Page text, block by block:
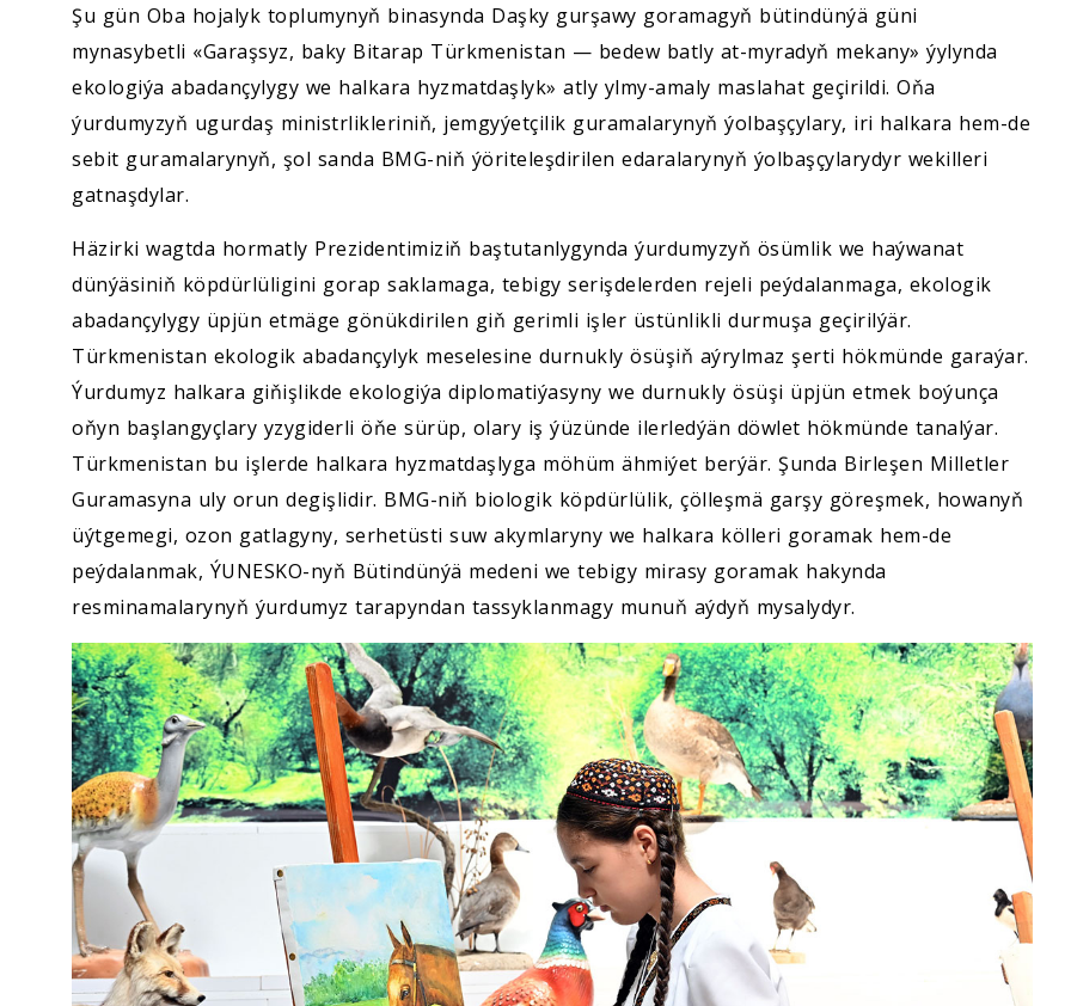
Şu gün Oba hojalyk toplumynyň binasynda Daşky gurşawy goramagyň bütindünýä güni
mynasybetli «Garaşsyz, baky Bitarap Türkmenistan — bedew batly at-myradyň mekany» ýylynda
ekologiýa abadançylygy we halkara hyzmatdaşlyk» atly ylmy-amaly maslahat geçirildi. Oňa
ýurdumyzyň ugurdaş ministrlikleriniň, jemgyýetçilik guramalarynyň ýolbaşçylary, iri halkara hem-de
sebit guramalarynyň, şol sanda BMG-niň ýöriteleşdirilen edaralarynyň ýolbaşçylarydyr wekilleri
gatnaşdylar.
Häzirki wagtda hormatly Prezidentimiziň baştutanlygynda ýurdumyzyň ösümlik we haýwanat
dünýäsiniň köpdürlüligini gorap saklamaga, tebigy serişdelerden rejeli peýdalanmaga, ekologik
abadançylygy üpjün etmäge gönükdirilen giň gerimli işler üstünlikli durmuşa geçirilýär.
Türkmenistan ekologik abadançylyk meselesine durnukly ösüşiň aýrylmaz şerti hökmünde garaýar.
Ýurdumyz halkara giňişlikde ekologiýa diplomatiýasyny we durnukly ösüşi üpjün etmek boýunça
oňyn başlangyçlary yzygiderli öňe sürüp, olary iş ýüzünde ilerledýän döwlet hökmünde tanalýar.
Türkmenistan bu işlerde halkara hyzmatdaşlyga möhüm ähmiýet berýär. Şunda Birleşen Milletler
Guramasyna uly orun degişlidir. BMG-niň biologik köpdürlülik, çölleşmä garşy göreşmek, howanyň
üýtgemegi, ozon gatlagyny, serhetüsti suw akymlaryny we halkara kölleri goramak hem-de
peýdalanmak, ÝUNESKO-nyň Bütindünýä medeni we tebigy mirasy goramak hakynda
resminamalarynyň ýurdumyz tarapyndan tassyklanmagy munuň aýdyň mysalydyr.